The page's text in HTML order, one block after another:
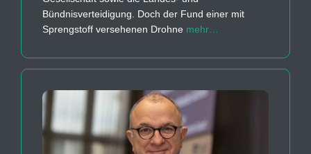
Bündnisverteidigung. Doch der Fund einer mit
Sprengstoff versehenen Drohne mehr…